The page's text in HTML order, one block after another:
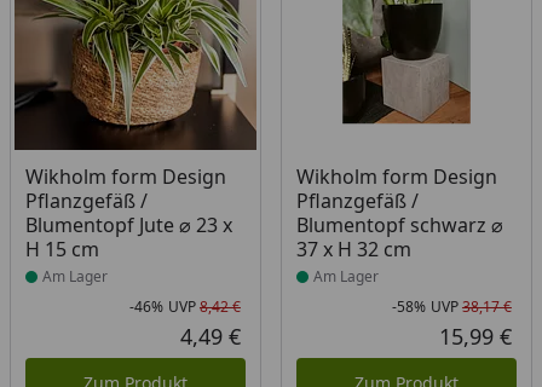
Wikholm form Design
Pflanzgefäß /
Blumentopf Jute ⌀ 23 x
H 15 cm
Produkt am Lager
Am Lager
Rabatt in Prozent
-46%
Ursprünglicher Preis
UVP8,42 €
Aktueller Preis
4,49 €
Wikholm form Design
Pflanzgefäß /
Blumentopf schwarz ⌀
37 x H 32 cm
Produkt am Lager
Am Lager
-58% UVP38,17 €
15,99 €